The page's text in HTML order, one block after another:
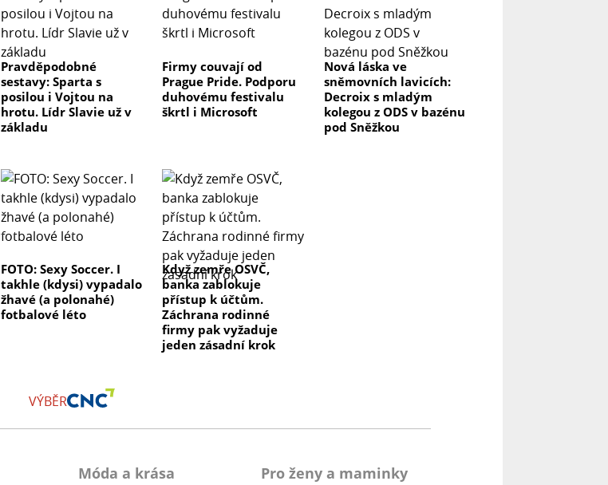
Pravděpodobné
sestavy: Sparta s
posilou i Vojtou na
hrotu. Lídr Slavie už v
základu
Firmy couvají od
Prague Pride. Podporu
duhovému festivalu
škrtl i Microsoft
Nová láska ve
sněmovních lavicích:
Decroix s mladým
kolegou z ODS v bazénu
pod Sněžkou
FOTO: Sexy Soccer. I
takhle (kdysi) vypadalo
žhavé (a polonahé)
fotbalové léto
Když zemře OSVČ,
banka zablokuje
přístup k účtům.
Záchrana rodinné
firmy pak vyžaduje
jeden zásadní krok
VÝBĚR
Móda a krása Pro ženy a maminky